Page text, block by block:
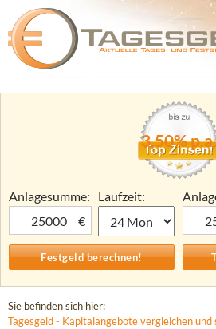
Zum
3,50% p.a.
Anlagesumme:
€
Laufzeit:
Sie befinden sich hier:
Tagesgeld - Kapitalangebote vergleichen und